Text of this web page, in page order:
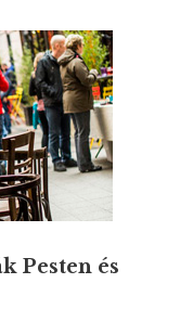
Pesten és